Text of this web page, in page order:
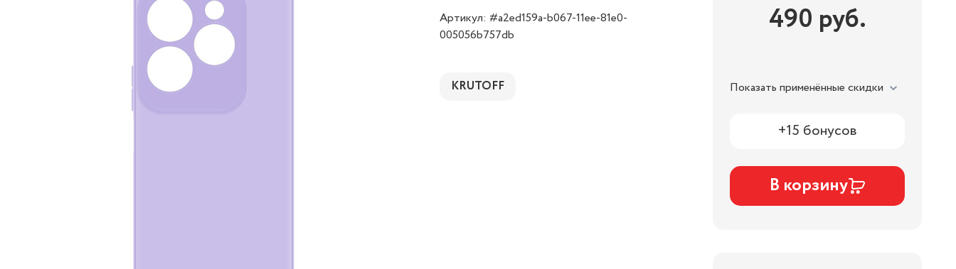
Артикул: #a2ed159a-b067-11ee-81e0-
005056b757db
KRUTOFF
490 руб.
Показать применённые скидки
+15 бонусов
В корзину